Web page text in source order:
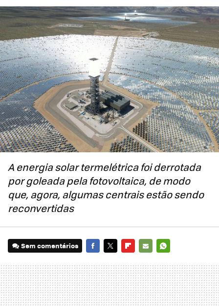
A energia solar termelétrica foi derrotada
por goleada pela fotovoltaica, de modo
que, agora, algumas centrais estão sendo
reconvertidas
Sem comentários
MAIL